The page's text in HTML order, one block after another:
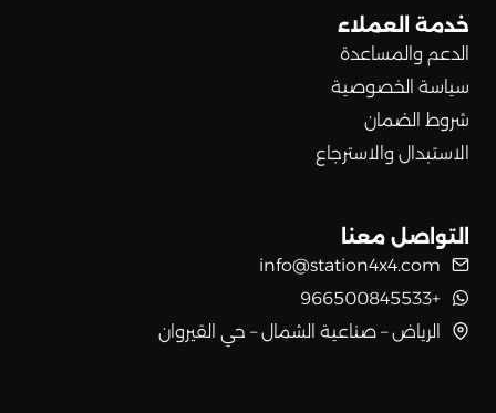
خدمة العملاء
الدعم والمساعدة
سياسة الخصوصية
شروط الضمان
الاستبدال والاسترجاع
التواصل معنا
info@station4x4.com
+966500845533
الرياض – صناعية الشمال – حي القيروان